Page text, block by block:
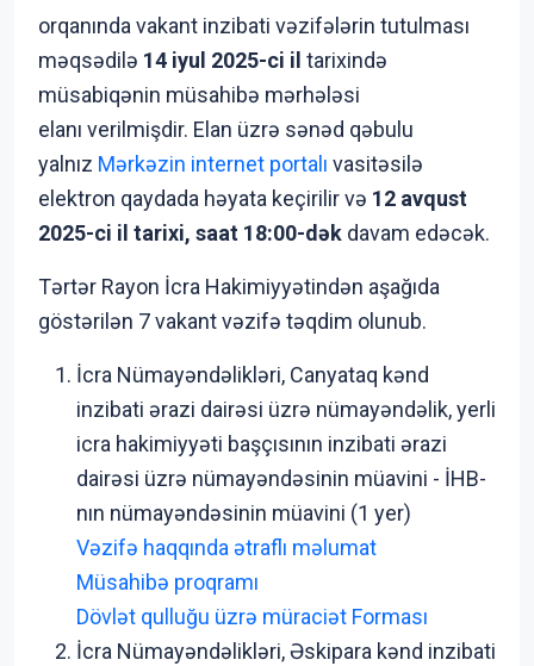
orqanında vakant inzibati vəzifələrin tutulması
məqsədilə 14 iyul 2025-ci il tarixində
müsabiqənin müsahibə mərhələsi
elanı verilmişdir. Elan üzrə sənəd qəbulu
yalnız Mərkəzin internet portalı vasitəsilə
elektron qaydada həyata keçirilir və 12 avqust
2025-ci il tarixi, saat 18:00-dək davam edəcək.
Tərtər Rayon İcra Hakimiyyətindən aşağıda
göstərilən 7 vakant vəzifə təqdim olunub.
İcra Nümayəndəlikləri, Canyataq kənd
inzibati ərazi dairəsi üzrə nümayəndəlik, yerli
icra hakimiyyəti başçısının inzibati ərazi
dairəsi üzrə nümayəndəsinin müavini - İHB-
nın nümayəndəsinin müavini (1 yer)
Vəzifə haqqında ətraflı məlumat
Müsahibə proqramı
Dövlət qulluğu üzrə müraciət Forması
İcra Nümayəndəlikləri, Əskipara kənd inzibati